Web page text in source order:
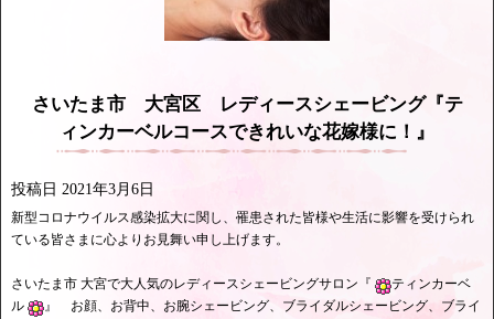
さいたま市 大宮区 レディースシェービング『テ
ィンカーベルコースできれいな花嫁様に！』
投稿日 2021年3月6日
新型コロナウイルス感染拡大に関し、罹患された皆様や生活に影響を受けられ
ている皆さまに心よりお見舞い申し上げます。
さいたま市 大宮で大人気のレディースシェービングサロン『
ティンカーベ
ル
』 お顔、お背中、お腕シェービング、ブライダルシェービング、ブライ